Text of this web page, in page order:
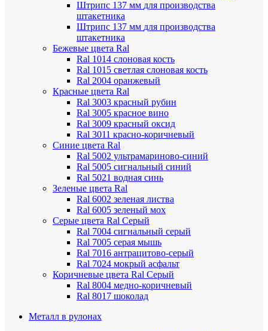
Штрипс 137 мм для производства
штакетника
Штрипс 137 мм для производства
штакетника
Бежевые цвета Ral
Ral 1014 слоновая кость
Ral 1015 светлая слоновая кость
Ral 2004 оранжевый
Красные цвета Ral
Ral 3003 красный рубин
Ral 3005 красное вино
Ral 3009 красный оксид
Ral 3011 красно-коричневый
Синие цвета Ral
Ral 5002 ультрамариново-синий
Ral 5005 сигнальный синий
Ral 5021 водная синь
Зеленые цвета Ral
Ral 6002 зеленая листва
Ral 6005 зеленый мох
Серые цвета Ral Серый
Ral 7004 сигнальный серый
Ral 7005 серая мышь
Ral 7016 антрацитово-серый
Ral 7024 мокрый асфальт
Коричневые цвета Ral Серый
Ral 8004 медно-коричневый
Ral 8017 шоколад
Металл в рулонах